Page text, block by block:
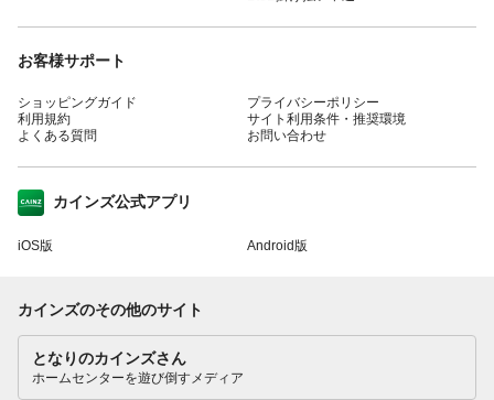
お客様サポート
ショッピングガイド
利用規約
よくある質問
プライバシーポリシー
サイト利用条件・推奨環境
お問い合わせ
カインズ公式アプリ
iOS版 Android版
カインズのその他のサイト
となりのカインズさん
ホームセンターを遊び倒すメディア